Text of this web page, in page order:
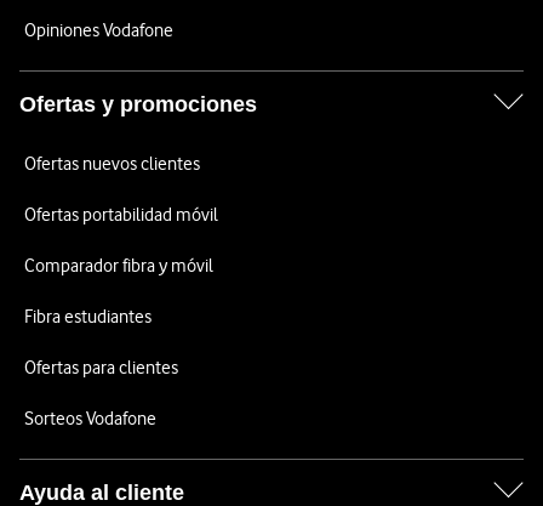
Opiniones Vodafone
Ofertas y promociones
Ofertas nuevos clientes
Ofertas portabilidad móvil
Comparador fibra y móvil
Fibra estudiantes
Ofertas para clientes
Sorteos Vodafone
Ayuda al cliente